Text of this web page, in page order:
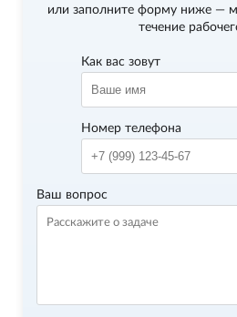
или заполните форму ниже —
течение
Как вас зовут
Номер телефона
Ваш вопрос